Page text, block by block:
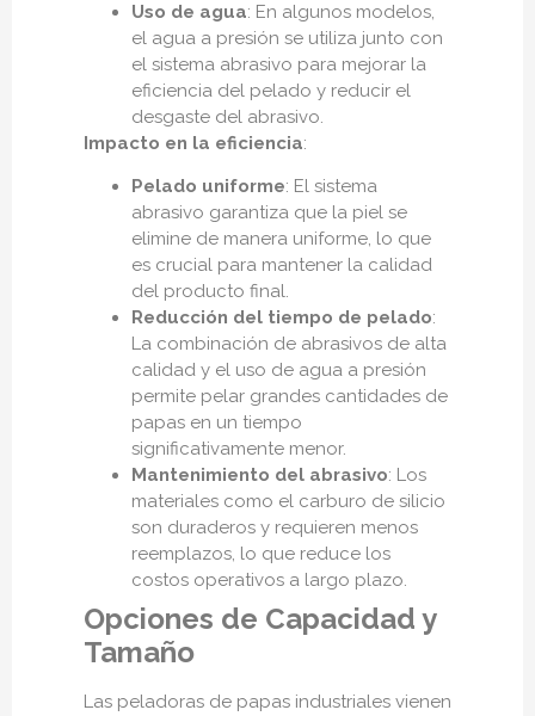
Uso de agua: En algunos modelos,
el agua a presión se utiliza junto con
el sistema abrasivo para mejorar la
eficiencia del pelado y reducir el
desgaste del abrasivo.
Impacto en la eficiencia:
Pelado uniforme: El sistema
abrasivo garantiza que la piel se
elimine de manera uniforme, lo que
es crucial para mantener la calidad
del producto final.
Reducción del tiempo de pelado:
La combinación de abrasivos de alta
calidad y el uso de agua a presión
permite pelar grandes cantidades de
papas en un tiempo
significativamente menor.
Mantenimiento del abrasivo: Los
materiales como el carburo de silicio
son duraderos y requieren menos
reemplazos, lo que reduce los
costos operativos a largo plazo.
Opciones de Capacidad y
Tamaño
Las peladoras de papas industriales vienen